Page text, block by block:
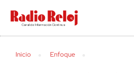
cerrar
Inicio Enfoque